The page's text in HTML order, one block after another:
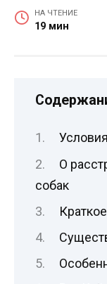
НА ЧТЕНИЕ
19 мин
О
собак